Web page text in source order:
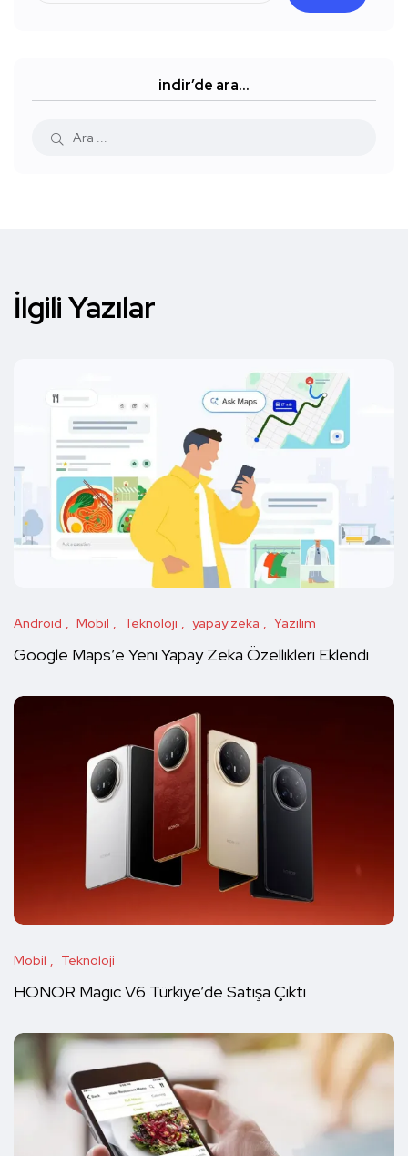
indir’de ara…
İlgili Yazılar
Android Mobil Teknoloji yapay zeka Yazılım
Google Maps’e Yeni Yapay Zeka Özellikleri Eklendi
Mobil Teknoloji
HONOR Magic V6 Türkiye’de Satışa Çıktı